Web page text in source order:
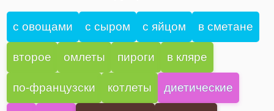
с овощами с сыром с яйцом в сметане
второе омлеты пироги в кляре
по-французски котлеты диетические